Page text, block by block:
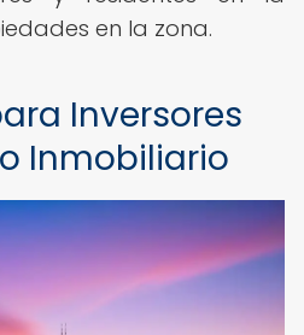
en la zona.
Inversores
Inmobiliario